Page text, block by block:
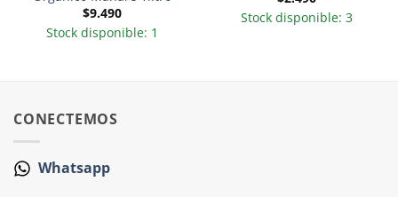
$9.490
Stock disponible: 1
Stock disponible: 3
CONECTEMOS
Whatsapp